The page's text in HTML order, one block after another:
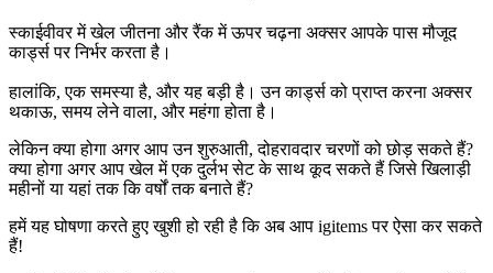
स्काईवीवर में खेल जीतना और रैंक में ऊपर चढ़ना अक्सर आपके पास मौजूद
कार्ड्स पर निर्भर करता है।
हालांकि, एक समस्या है, और यह बड़ी है। उन कार्ड्स को प्राप्त करना अक्सर
थकाऊ, समय लेने वाला, और महंगा होता है।
लेकिन क्या होगा अगर आप उन शुरुआती, दोहरावदार चरणों को छोड़ सकते हैं?
क्या होगा अगर आप खेल में एक दुर्लभ सेट के साथ कूद सकते हैं जिसे खिलाड़ी
महीनों या यहां तक कि वर्षों तक बनाते हैं?
हमें यह घोषणा करते हुए खुशी हो रही है कि अब आप igitems पर ऐसा कर सकते
हैं!